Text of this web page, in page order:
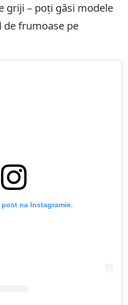
griji – poți găsi modele
de frumoase pe
na Instagramie.